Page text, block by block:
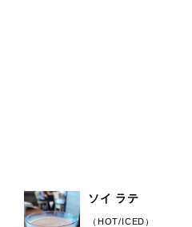
ソイ ラテ
（HOT/ICED）